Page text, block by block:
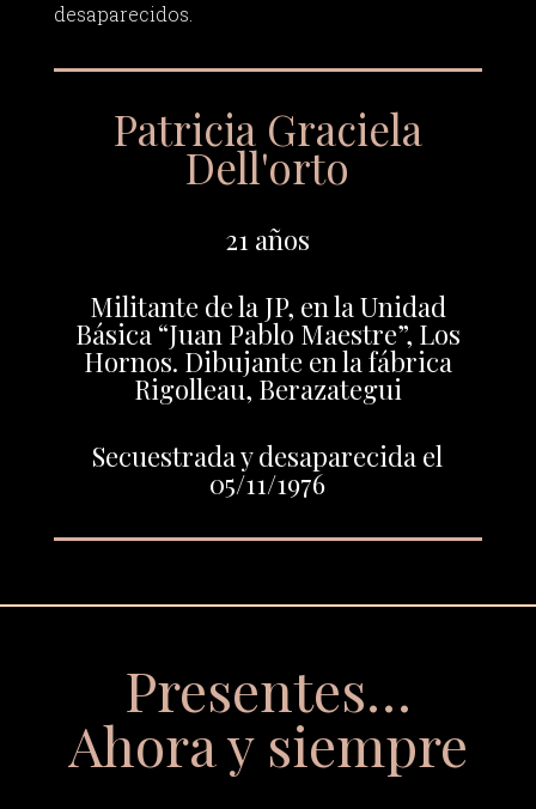
desaparecidos.
Patricia Graciela
Dell'orto
21 años
Militante de la JP, en la Unidad
Básica “Juan Pablo Maestre”, Los
Hornos. Dibujante en la fábrica
Rigolleau, Berazategui
Secuestrada y desaparecida el
05/11/1976
Presentes…
Ahora y siempre